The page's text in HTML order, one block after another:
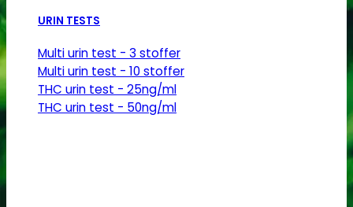
URIN TESTS
Multi urin test - 3 stoffer
Multi urin test - 10 stoffer
THC urin test - 25ng/ml
THC urin test - 50ng/ml